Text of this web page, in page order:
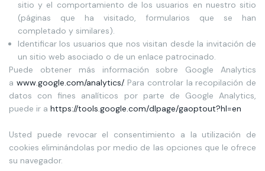
sitio y el comportamiento de los usuarios en nuestro sitio
(páginas que ha visitado, formularios que se han
completado y similares).
Identificar los usuarios que nos visitan desde la invitación de
un sitio web asociado o de un enlace patrocinado.
Puede obtener más información sobre Google Analytics
a www.google.com/analytics/. Para controlar la recopilación de
datos con fines analíticos por parte de Google Analytics,
puede ir a https://tools.google.com/dlpage/gaoptout?hl=en
Usted puede revocar el consentimiento a la utilización de
cookies eliminándolas por medio de las opciones que le ofrece
su navegador.